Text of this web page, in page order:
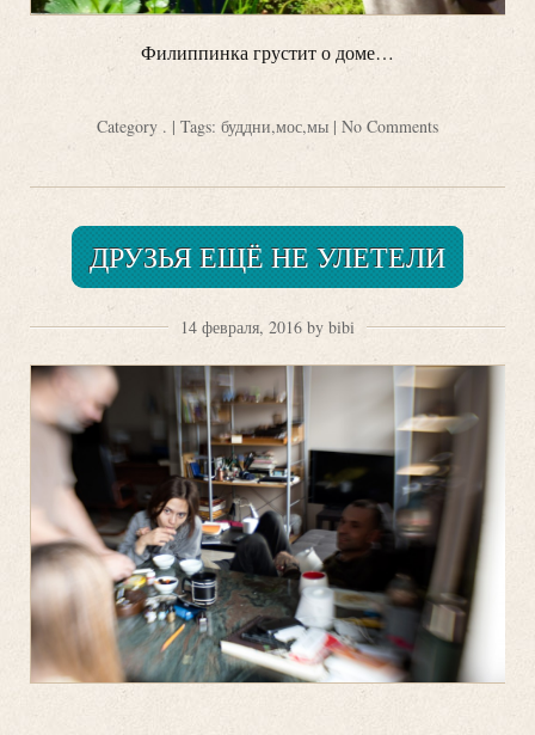
Филиппинка грустит о доме…
Category . | Tags: буддни,мос,мы | No Comments
ДРУЗЬЯ ЕЩЁ НЕ УЛЕТЕЛИ
14 февраля, 2016 by bibi